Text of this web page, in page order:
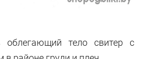
облегающий тело свитер с